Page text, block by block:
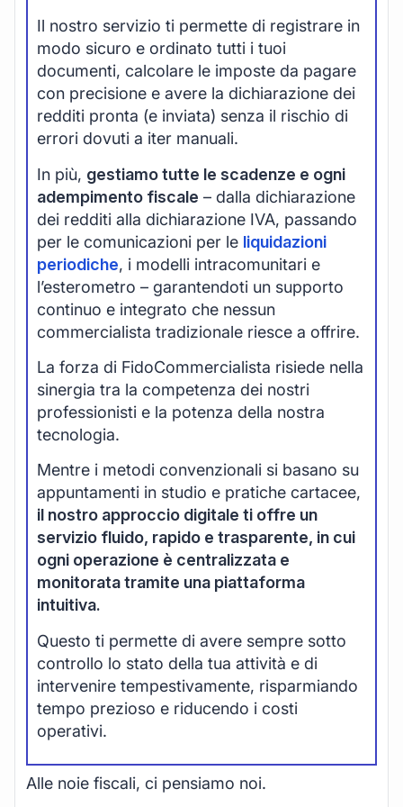
Il nostro servizio ti permette di registrare in
modo sicuro e ordinato tutti i tuoi
documenti, calcolare le imposte da pagare
con precisione e avere la dichiarazione dei
redditi pronta (e inviata) senza il rischio di
errori dovuti a iter manuali.
In più, gestiamo tutte le scadenze e ogni
adempimento fiscale – dalla dichiarazione
dei redditi alla dichiarazione IVA, passando
per le comunicazioni per le liquidazioni
periodiche, i modelli intracomunitari e
l’esterometro – garantendoti un supporto
continuo e integrato che nessun
commercialista tradizionale riesce a offrire.
La forza di FidoCommercialista risiede nella
sinergia tra la competenza dei nostri
professionisti e la potenza della nostra
tecnologia.
Mentre i metodi convenzionali si basano su
appuntamenti in studio e pratiche cartacee,
il nostro approccio digitale ti offre un
servizio fluido, rapido e trasparente, in cui
ogni operazione è centralizzata e
monitorata tramite una piattaforma
intuitiva.
Questo ti permette di avere sempre sotto
controllo lo stato della tua attività e di
intervenire tempestivamente, risparmiando
tempo prezioso e riducendo i costi
operativi.
Alle noie fiscali, ci pensiamo noi.